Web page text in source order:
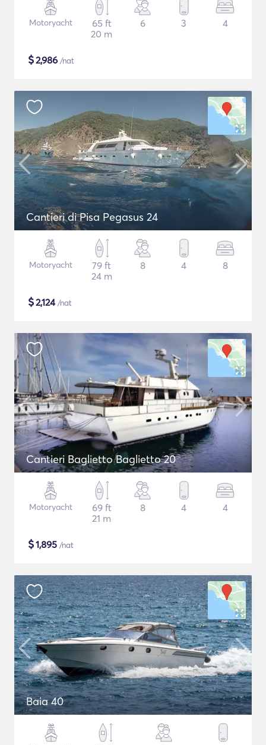
Motoryacht
65 ft
20 m
6 3 4
$2,986 /nat
Cantieri di Pisa Pegasus 24
Motoryacht
79 ft
24 m
8 4 8
$2,124/nat
Cantieri Baglietto Baglietto 20
Motoryacht
69 ft
21 m
8 4 4
$1,895 /nat
Baia 40